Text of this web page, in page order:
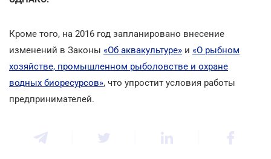
Кроме того, на 2016 год запланировано внесение
изменений в Законы «Об аквакультуре» и «О рыбном
хозяйстве, промышленном рыболовстве и охране
водных биоресурсов», что упростит условия работы
предпринимателей.